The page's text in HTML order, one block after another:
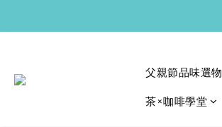
父親節品味選物
茶×咖啡學堂